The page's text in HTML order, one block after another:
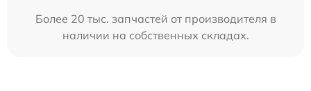
Более 20 тыс. запчастей от производителя в
наличии на собственных складах.